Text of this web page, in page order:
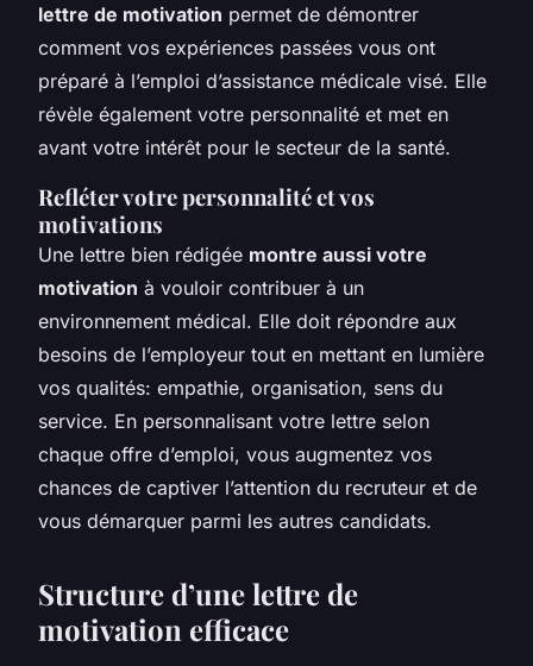
lettre de motivation permet de démontrer
comment vos expériences passées vous ont
préparé à l’emploi d’assistance médicale visé. Elle
révèle également votre personnalité et met en
avant votre intérêt pour le secteur de la santé.
Refléter votre personnalité et vos
motivations
Une lettre bien rédigée montre aussi votre
motivation à vouloir contribuer à un
environnement médical. Elle doit répondre aux
besoins de l’employeur tout en mettant en lumière
vos qualités: empathie, organisation, sens du
service. En personnalisant votre lettre selon
chaque offre d’emploi, vous augmentez vos
chances de captiver l’attention du recruteur et de
vous démarquer parmi les autres candidats.
Structure d’une lettre de
motivation efficace